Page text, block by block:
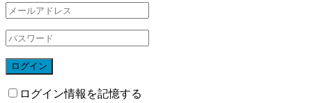
ログイン
ログイン情報を記憶する